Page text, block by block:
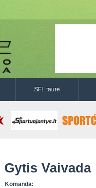
SFL taurė
Gytis Vaivada
Komanda: